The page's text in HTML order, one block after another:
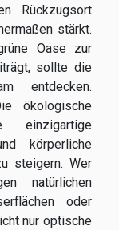
Rückzugsort
stärkt.
Oase zur
sollte die
entdecken.
ökologische
einzigartige
körperliche
steigern. Wer
natürlichen
oder
nur optische